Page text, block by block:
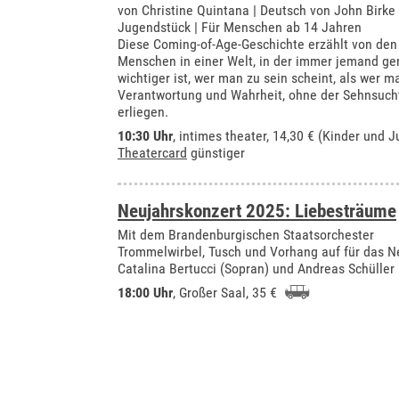
von Christine Quintana | Deutsch von John Birke
Jugendstück | Für Menschen ab 14 Jahren
Diese Coming-of-Age-Geschichte erzählt von
Menschen in einer Welt, in der immer jemand
wichtiger ist, wer man zu sein scheint, als wer
Verantwortung und Wahrheit, ohne der
erliegen.
10:30 Uhr, intimes theater, 14,30 € (Kinder und
Theatercard günstiger
Neujahrskonzert 2025: Liebesträume
Mit dem Brandenburgischen Staatsorchester
Trommelwirbel, Tusch und Vorhang auf für das
Catalina Bertucci (Sopran) und Andreas
18:00 Uhr, Großer Saal, 35 €